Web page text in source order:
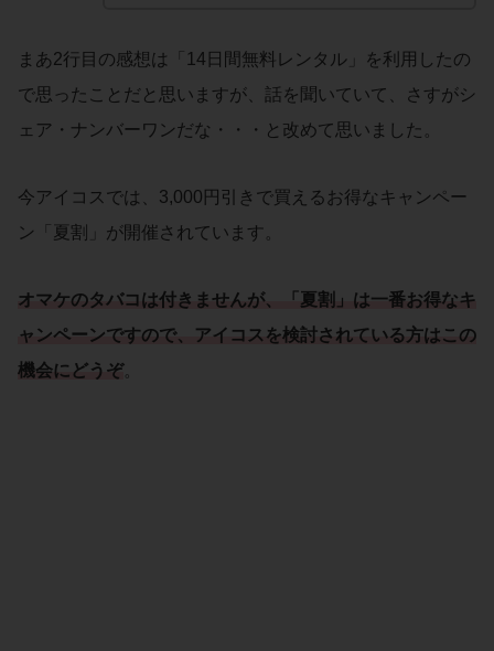
まあ2行目の感想は「14日間無料レンタル」を利用したの
で思ったことだと思いますが、話を聞いていて、さすがシ
ェア・ナンバーワンだな・・・と改めて思いました。
今アイコスでは、3,000円引きで買えるお得なキャンペー
ン「夏割」が開催されています。
オマケのタバコは付きませんが、「 夏割 」は一番お得なキ
ャンペーンですので、アイコスを検討されている方はこの
機会にどうぞ。